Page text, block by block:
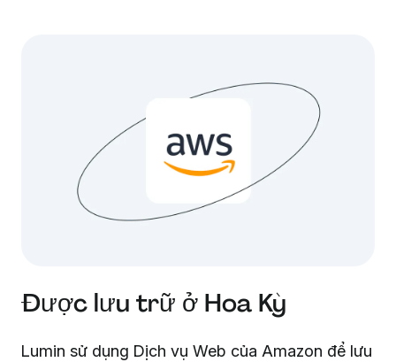
Được lưu trữ ở Hoa Kỳ
Lumin sử dụng Dịch vụ Web của Amazon để lưu